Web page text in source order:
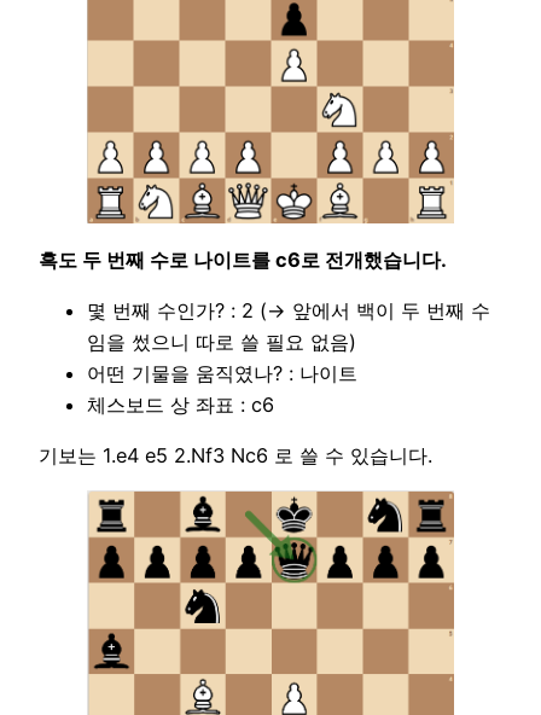
흑도 두 번째 수로 나이트를 c6로 전개했습니다.
몇 번째 수인가? : 2 (→ 앞에서 백이 두 번째 수
임을 썼으니 따로 쓸 필요 없음)
어떤 기물을 움직였나? : 나이트
체스보드 상 좌표 : c6
기보는 1.e4 e5 2.Nf3 Nc6 로 쓸 수 있습니다.